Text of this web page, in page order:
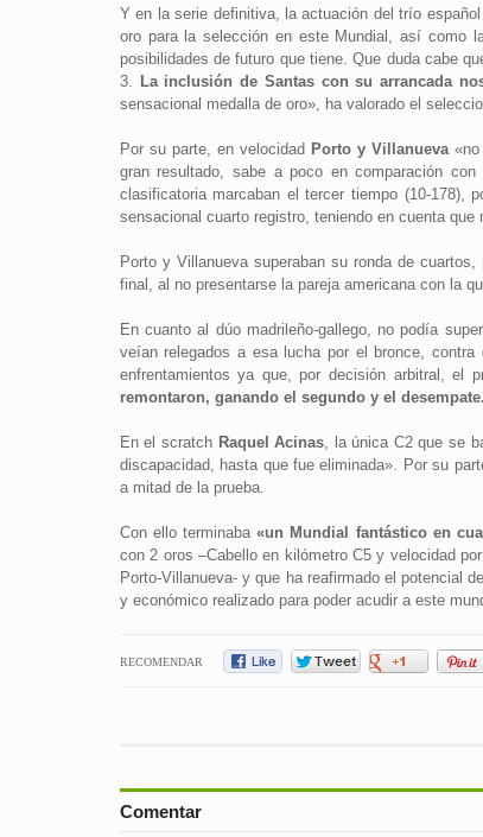
Y en la serie definitiva, la actuación del trío español
oro para la selección en este Mundial, así como
posibilidades de futuro que tiene. Que duda cabe
3. La inclusión de Santas con su arrancada
sensacional medalla de oro», ha valorado el
Por su parte, en velocidad Porto y Villanueva«no
gran resultado, sabe a poco en comparación
clasificatoria marcaban el tercer tiempo (10-178),
sensacional cuarto registro, teniendo en cuenta que
Porto y Villanueva superaban su ronda de
final, al no presentarse la pareja americana con la
En cuanto al dúo madrileño-gallego, no podía
veían relegados a esa lucha por el bronce,
enfrentamientos ya que, por decisión arbitral, el
remontaron, ganando el segundo y el desempate.
En el scratch Raquel Acinas, la única C2 que se
discapacidad, hasta que fue eliminada». Por su
a mitad de la prueba.
Con ello terminaba«un Mundial fantástico en
con 2 oros –Cabello en kilómetro C5 y velocidad
Porto-Villanueva- y que ha reafirmado el potencial
y económico realizado para poder acudir a este
RECOMENDAR
Comentar